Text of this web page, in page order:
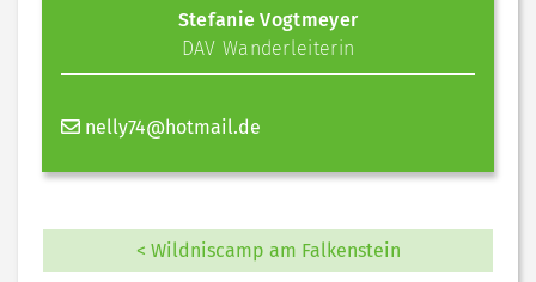
Stefanie Vogtmeyer
DAV Wanderleiterin
nelly74@hotmail.de
< Wildniscamp am Falkenstein